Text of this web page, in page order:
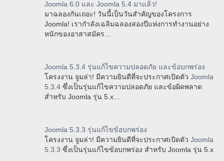
Joomla 6.0 และ Joomla 5.4 มาแล้ว!
มาฉลองกันเถอะ! วันนี้เป็นวันสำคัญของโครงการ
Joomla! เรากำลังเฉลิมฉลองสองปีแห่งการทำงานอย่าง
หนักของอาสาสมัคร...
Joomla 5.3.4 รุ่นแก้ไขความปลอดภัย และข้อบกพร่อง
โครงงาน จูมล่า! มีความยินดีที่จะประกาศเปิดตัว Joomla
5.3.4 ซึ่งเป็นรุ่นแก้ไขความปลอดภัย และข้อผิดพลาด
สำหรับ Joomla รุ่น 5.x...
Joomla 5.3.3 รุ่นแก้ไขข้อบกพร่อง
โครงงาน จูมล่า! มีความยินดีที่จะประกาศเปิดตัว Joomla
5.3.3 ซึ่งเป็นรุ่นแก้ไขข้อบกพร่อง สำหรับ Joomla รุ่น 5.x